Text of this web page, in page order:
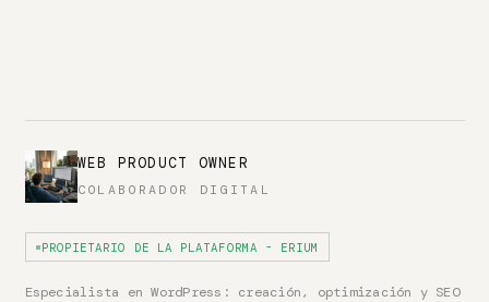
WEB PRODUCT OWNER
COLABORADOR DIGITAL
PROPIETARIO DE LA PLATAFORMA - ERIUM
Especialista en WordPress: creación, optimización y SEO